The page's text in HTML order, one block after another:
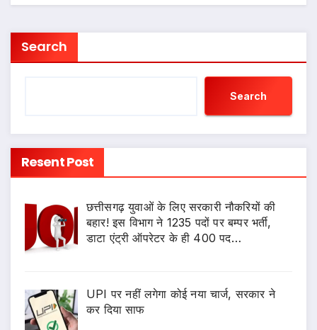
Search
Search
Resent Post
छत्तीसगढ़ युवाओं के लिए सरकारी नौकरियों की
बहार! इस विभाग ने 1235 पदों पर बम्पर भर्ती,
डाटा एंट्री ऑपरेटर के ही 400 पद…
UPI पर नहीं लगेगा कोई नया चार्ज, सरकार ने
कर दिया साफ